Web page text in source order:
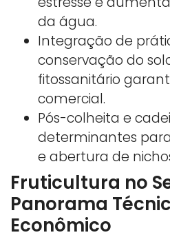
da água.
Integração de
conservação do
fitossanitário
comercial.
Pós-colheita e
determinantes
e abertura de
Fruticultura no
Panorama
Econômico